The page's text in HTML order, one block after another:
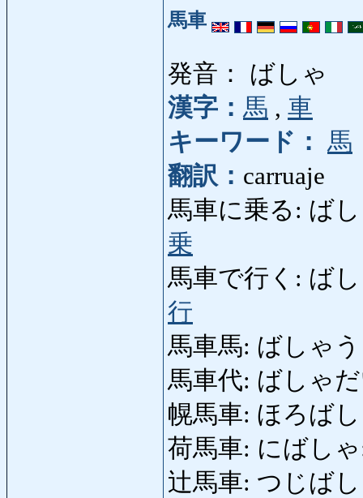
馬車
発音： ばしゃ
漢字： 馬 , 車
キーワード： 馬
翻訳： carruaje
馬車に乗る: ばし
乗
馬車で行く: ばし
行
馬車馬: ばしゃう
馬車代: ばしゃ
幌馬車: ほろば
荷馬車: にばしゃ
辻馬車: つじば